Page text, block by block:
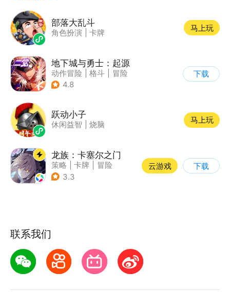
部落大乱斗
角色扮演 卡牌
马上玩
地下城与勇士：起源
动作冒险 格斗
冒险
| 地下城与勇士
4.8
下载
跃动小子
休闲益智 烧脑
马上玩
龙族：卡塞尔之门
策略 卡牌
冒险
| 龙族
3.3
云游戏 下载
联系我们